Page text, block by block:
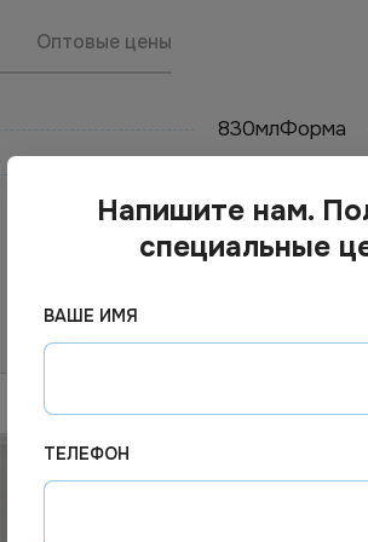
Оптовые цены
830млФорма
Напишите нам.
специальные
ВАШЕ ИМЯ
ТЕЛЕФОН